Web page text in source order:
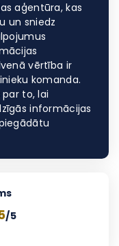
aģentūra, kas
un sniedz
vērtība ir
komanda.
par to, lai
informācijas
/5